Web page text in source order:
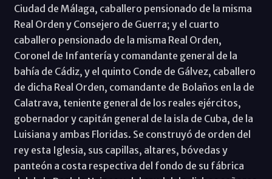
Ciudad de Málaga, caballero pensionado de la misma
Real Orden y Consejero de Guerra; y el cuarto
caballero pensionado de la misma Real Orden,
Coronel de Infantería y comandante general de la
bahía de Cádiz, y el quinto Conde de Gálvez, caballero
de dicha Real Orden, comandante de Bolaños en la de
Calatrava, teniente general de los reales ejércitos,
gobernador y capitán general de la isla de Cuba, de la
Luisiana y ambas Floridas. Se construyó de orden del
rey esta Iglesia, sus capillas, altares, bóvedas y
panteón a costa respectiva del fondo de su fábrica